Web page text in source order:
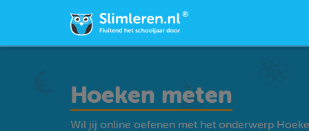
Hoeken meten
Wil jij online oefenen met het onderwerp